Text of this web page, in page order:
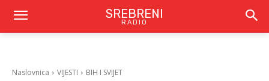
SREBRENI
RADIO
Naslovnica VIJESTI BIH I SVIJET